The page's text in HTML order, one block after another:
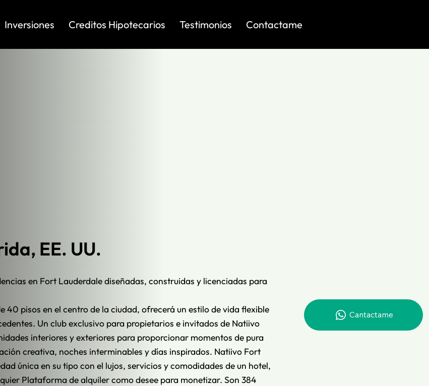
Inversiones Creditos Hipotecarios Testimonios Contactame
en Fort Lauderdale diseñadas, construidas y licenciadas para
40 pisos en el centro de la ciudad, ofrecerá un estilo de vida flexible
Un club exclusivo para propietarios e invitados de Natiivo
interiores y exteriores para proporcionar momentos de pura
creativa, noches interminables y días inspirados. Natiivo Fort
única en su tipo con el lujos, servicios y comodidades de un hotel,
Plataforma de alquiler como desee para monetizar. Son 384
EE. UU.
Cantactame